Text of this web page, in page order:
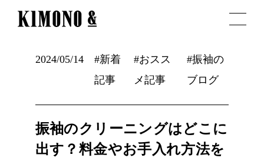
2024/05/14
#新着
記事
#おスス
メ記事
#振袖の
ブログ
振袖のクリーニングはどこに
出す？料金やお手入れ方法を